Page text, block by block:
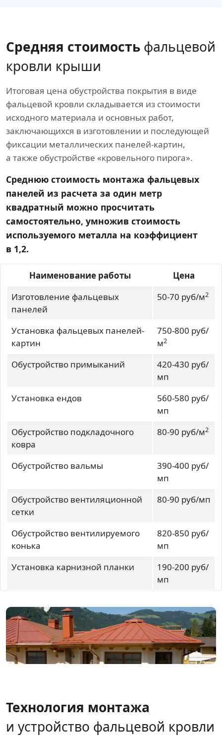
Средняя стоимость фальцевой
кровли крыши
Итоговая цена обустройства покрытия в виде
фальцевой кровли складывается из стоимости
исходного материала и основных работ,
заключающихся в изготовлении и последующей
фиксации металлических панелей-картин,
а также обустройстве «кровельного пирога».
Среднюю стоимость монтажа фальцевых
панелей из расчета за один метр
квадратный можно просчитать
самостоятельно, умножив стоимость
используемого металла на коэффициент
в 1,2.
Наименование работы
Цена
Изготовление фальцевых
панелей
50-70 руб/м2
Установка фальцевых панелей-
картин
750-800 руб/
м2
Обустройство примыканий
420-430 руб/
мп
Установка ендов
560-580 руб/
мп
Обустройство подкладочного
ковра
80-90 руб/м2
Обустройство вальмы
390-400 руб/
мп
Обустройство вентиляционной
сетки
80-90 руб/мп
Обустройство вентилируемого
конька
820-850 руб/
мп
Установка карнизной планки
190-200 руб/
мп
Технология монтажа
и устройство фальцевой кровли